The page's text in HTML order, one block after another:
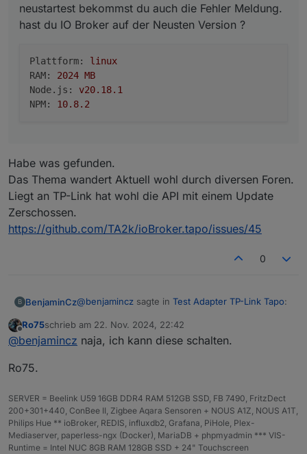
neustartest bekommst du auch die Fehler Meldung.
hast du IO Broker auf der Neusten Version ?
Plattform:
linux
RAM:
2024 MB
Node.js:
v20.18.1
NPM:
10.8.2
Habe was gefunden.
Das Thema wandert Aktuell wohl durch diversen Foren.
Liegt an TP-Link hat wohl die API mit einem Update
Zerschossen.
https://github.com/TA2k/ioBroker.tapo/issues/45
0
B BenjaminCz@benjamincz sagte in Test Adapter TP-Link Tapo:
@ro75Habe alles Probiert geht nichts. Es
du IO Broker auf der Neusten Version ?
Plattform: linux
RAM: 2024 MB
Update Zerschossen.
https://github.com/TA2k/ioBroker.tapo/issues/45
Offline
Ro75schrieb am 22. Nov. 2024, 22:42
zuletzt editiert von
@benjamincz naja, ich kann diese schalten.
Ro75.
SERVER = Beelink U59 16GB DDR4 RAM 512GB SSD, FB 7490, FritzDect
200+301+440, ConBee II, Zigbee Aqara Sensoren + NOUS A1Z, NOUS A1T,
Philips Hue ** ioBroker, REDIS, influxdb2, Grafana, PiHole, Plex-
Mediaserver, paperless-ngx (Docker), MariaDB + phpmyadmin *** VIS-
Runtime = Intel NUC 8GB RAM 128GB SSD + 24" Touchscreen